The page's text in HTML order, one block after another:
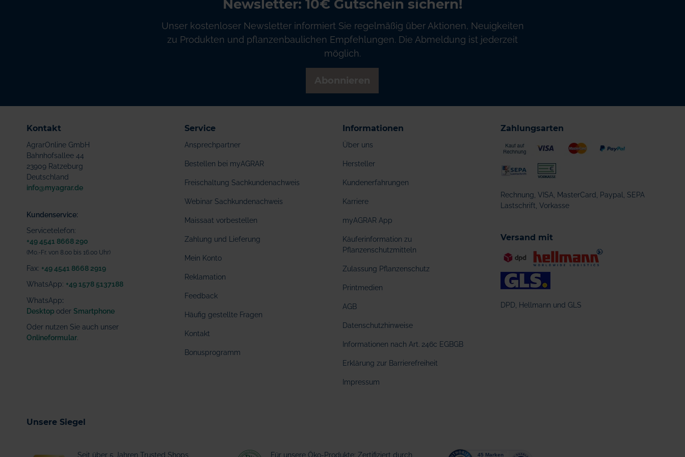
Newsletter: 10€ Gutschein sichern!
Unser kostenloser Newsletter informiert Sie regelmäßig über Aktionen, Neuigkeiten
zu Produkten und pflanzenbaulichen Empfehlungen. Die Abmeldung ist jederzeit
möglich.
Kontakt
AgrarOnline GmbH
Bahnhofsallee 44
23909 Ratzeburg
Deutschland
info@myagrar.de
Kundenservice:
Servicetelefon:
+49 4541 8668 290
(Mo.-Fr. von 8.00 bis 16.00 Uhr)
Fax: +49 4541 8668 2919
WhatsApp: +49 1578 5137188
WhatsApp:
Desktop oder Smartphone
Oder nutzen Sie auch unser
Onlineformular
Service
Ansprechpartner
Bestellen bei myAGRAR
Freischaltung Sachkundenachweis
Webinar Sachkundenachweis
Maissaat vorbestellen
Zahlung und Lieferung
Mein Konto
Reklamation
Feedback
Häufig gestellte Fragen
Kontakt
Bonusprogramm
Informationen
Über uns
Hersteller
Kundenerfahrungen
Karriere
myAGRAR App
Käuferinformation zu
Pflanzenschutzmitteln
Zulassung Pflanzenschutz
Printmedien
AGB
Datenschutzhinweise
Informationen nach Art. 246c EGBGB
Erklärung zur Barrierefreiheit
Impressum
Zahlungsarten
Rechnung, VISA, MasterCard, Paypal, SEPA
Lastschrift, Vorkasse
Versand mit
DPD, Hellmann und GLS
Unsere Siegel
Seit über 5 Jahren Trusted Shops Für unsere Öko-Produkte: Zertifiziert durch